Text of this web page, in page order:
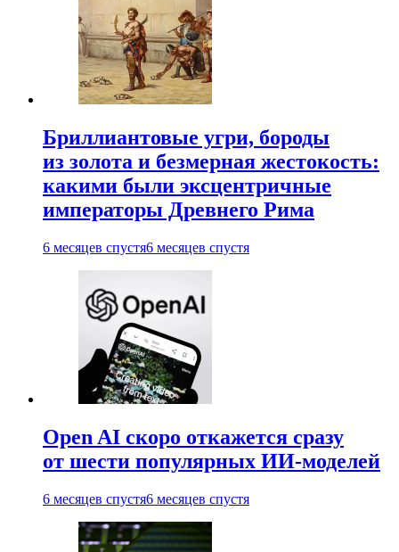
Бриллиантовые угри, бороды
из золота и безмерная жестокость:
какими были эксцентричные
императоры Древнего Рима
6 месяцев спустя6 месяцев спустя
Open AI скоро откажется сразу
от шести популярных ИИ-моделей
6 месяцев спустя6 месяцев спустя